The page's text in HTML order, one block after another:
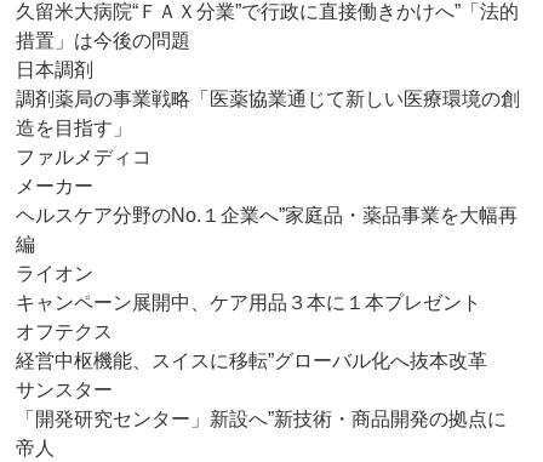
久留米大病院“ＦＡＸ分業”で行政に直接働きかけへ”「法的
措置」は今後の問題
日本調剤
調剤薬局の事業戦略「医薬協業通じて新しい医療環境の創
造を目指す」
ファルメディコ
メーカー
ヘルスケア分野のNo.１企業へ”家庭品・薬品事業を大幅再
編
ライオン
キャンペーン展開中、ケア用品３本に１本プレゼント
オフテクス
経営中枢機能、スイスに移転”グローバル化へ抜本改革
サンスター
「開発研究センター」新設へ”新技術・商品開発の拠点に
帝人